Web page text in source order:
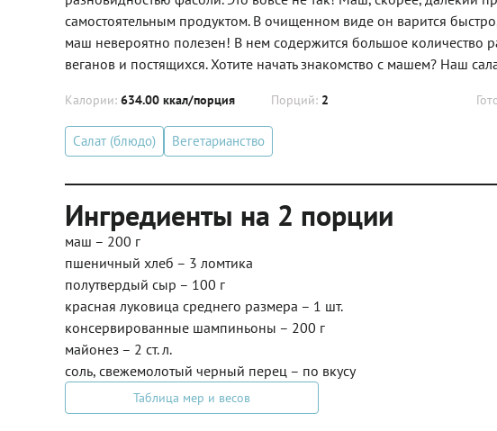
самостоятельным продуктом. В очищенном виде он варится
маш невероятно полезен! В нем содержится большое количество
веганов и постящихся. Хотите начать знакомство с машем? Наш
Калории: 634.00 ккал/порция Порций: 2
Салат (блюдо) Вегетарианство
Ингредиенты на 2 порции
маш – 200 г
пшеничный хлеб – 3 ломтика
полутвердый сыр – 100 г
красная луковица среднего размера – 1 шт.
консервированные шампиньоны – 200 г
майонез – 2 ст. л.
соль, свежемолотый черный перец – по вкусу
Таблица мер и весов